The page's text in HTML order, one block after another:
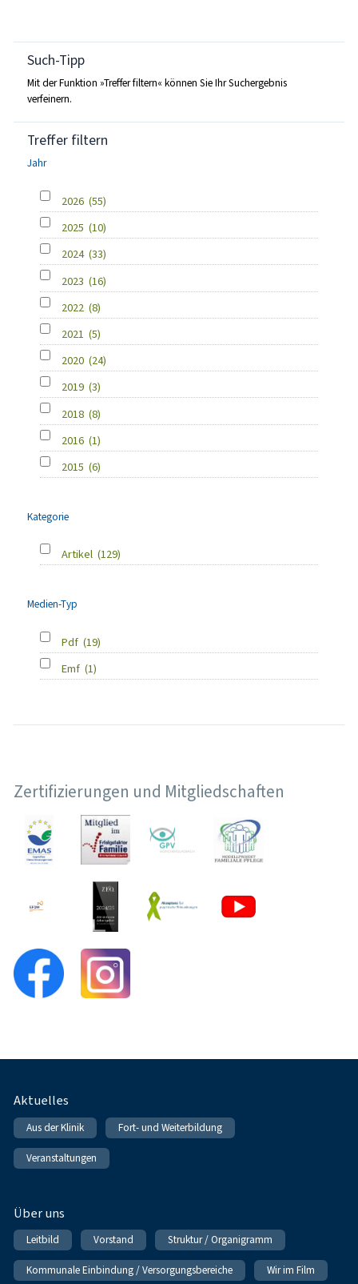
Such-Tipp
Mit der Funktion »Treffer filtern« können Sie Ihr Suchergebnis
verfeinern.
Treffer filtern
Jahr
2026 (55)
2025 (10)
2024 (33)
2023 (16)
2022 (8)
2021 (5)
2020 (24)
2019 (3)
2018 (8)
2016 (1)
2015 (6)
Kategorie
Artikel (129)
Medien-Typ
Pdf (19)
Emf (1)
Zertifizierungen und Mitgliedschaften
Fußnavigation
Aktuelles
Aus der Klinik Fort- und Weiterbildung
Veranstaltungen
Über uns
Leitbild Vorstand Struktur / Organigramm
Kommunale Einbindung / Versorgungsbereiche Wir im Film